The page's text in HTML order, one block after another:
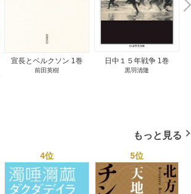
宣長とベルクソン 1巻
前田英樹
日中１５年戦争 1巻
黒羽清隆
N
e
x
t
もっと見る
4位 5位